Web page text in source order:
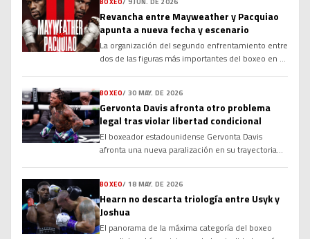
Aunque varios nombres importantes han sido
vinculados a su próximo combate, las
negociaciones no han avanzado como esperaba su
equipo. Desde que conquistó el campeonato tras
superar a Brian Norman Jr. por decisión en
Revancha entre Mayweather y Pacquiao
apunta a nueva fecha y escenario
La organización del segundo enfrentamiento entre
dos de las figuras más importantes del boxeo en el
entre Floyd Mayweather y Manny Pacquiao apunta
hacia una fecha y un escenario diferentes a los
planeados en el circuito de boxeo internacional. El
anuncio del regreso al boxeo profesional por parte
del estadounidense reactivó una […]
BOXEO/ 30 MAY. DE 2026
Gervonta Davis afronta otro problema
legal tras violar libertad condicional
El boxeador estadounidense Gervonta Davis
afronta una nueva paralización en su trayectoria
correspondientes del estado de Maryland
determinaron la emisión de una orden de
detención enfocada en el deportista por faltas a
las normas de conducta. La resolución de captura
BOXEO/ 18 MAY. DE 2026
Hearn no descarta triología entre Usyk y
Joshua
El panorama de la máxima categoría del boxeo